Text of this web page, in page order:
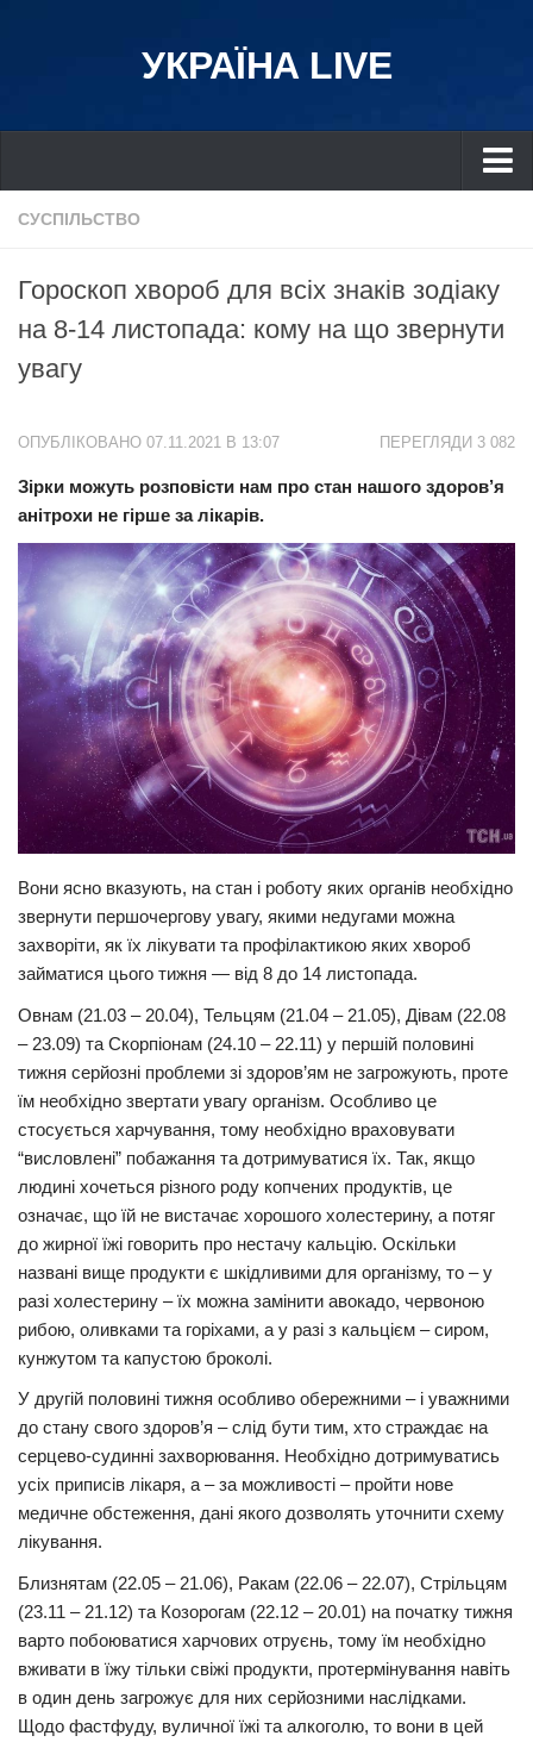
УКРАЇНА LIVE
Україна
Дніпро
Львів
Івано-Франківськ
Донбас
Одеса
Прикарпаття
Економіка
Політика
Світ
Цікаво
Наука
Технології
Привітання
Здоров’я
Події
Кримінал
Трагедії
Суспільство
Культура
Шоу-біз
СУСПІЛЬСТВО
Гороскоп хвороб для всіх знаків зодіаку
на 8-14 листопада: кому на що звернути
увагу
ПЕРЕГЛЯДИ 3 082
ОПУБЛІКОВАНО 07.11.2021 В 13:07
Зірки можуть розповісти нам про стан нашого здоров’я
анітрохи не гірше за лікарів.
Вони ясно вказують, на стан і роботу яких органів необхідно
звернути першочергову увагу, якими недугами можна
захворіти, як їх лікувати та профілактикою яких хвороб
займатися цього тижня — від 8 до 14 листопада.
Овнам (21.03 – 20.04), Тельцям (21.04 – 21.05), Дівам (22.08
– 23.09) та Скорпіонам (24.10 – 22.11) у першій половині
тижня серйозні проблеми зі здоров’ям не загрожують, проте
їм необхідно звертати увагу організм. Особливо це
стосується харчування, тому необхідно враховувати
“висловлені” побажання та дотримуватися їх. Так, якщо
людині хочеться різного роду копчених продуктів, це
означає, що їй не вистачає хорошого холестерину, а потяг
до жирної їжі говорить про нестачу кальцію. Оскільки
названі вище продукти є шкідливими для організму, то – у
разі холестерину – їх можна замінити авокадо, червоною
рибою, оливками та горіхами, а у разі з кальцієм – сиром,
кунжутом та капустою броколі.
У другій половині тижня особливо обережними – і уважними
до стану свого здоров’я – слід бути тим, хто страждає на
серцево-судинні захворювання. Необхідно дотримуватись
усіх приписів лікаря, а – за можливості – пройти нове
медичне обстеження, дані якого дозволять уточнити схему
лікування.
Близнятам (22.05 – 21.06), Ракам (22.06 – 22.07), Стрільцям
(23.11 – 21.12) та Козорогам (22.12 – 20.01) на початку тижня
варто побоюватися харчових отруєнь, тому їм необхідно
вживати в їжу тільки свіжі продукти, протермінування навіть
в один день загрожує для них серйозними наслідками.
Щодо фастфуду, вуличної їжі та алкоголю, то вони в цей